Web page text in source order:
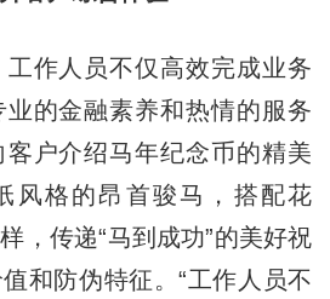
作人员不仅高效完成业务
的金融素养和热情的服务
户介绍马年纪念币的精美
格的昂首骏马，搭配花
，传递“马到成功”的美好祝
和防伪特征。“工作人员不